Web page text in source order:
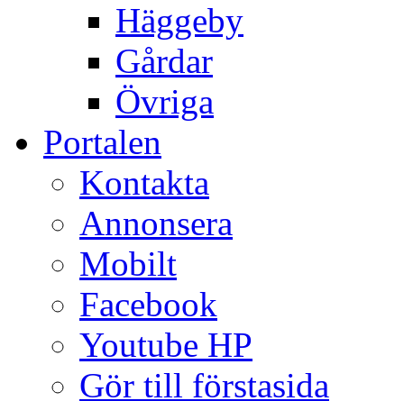
Häggeby
Gårdar
Övriga
Portalen
Kontakta
Annonsera
Mobilt
Facebook
Youtube HP
Gör till förstasida